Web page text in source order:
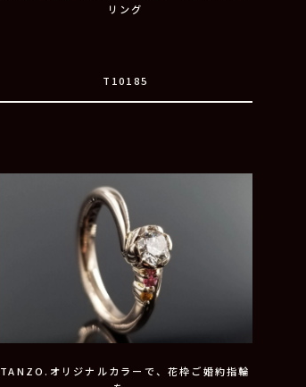
リング
T10185
TANZO.オリジナルカラーで、花枠ご婚約指輪